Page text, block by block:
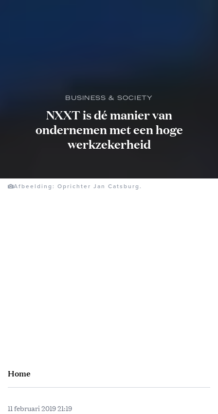
BUSINESS & SOCIETY
NXXT is dé manier van
ondernemen met een hoge
werkzekerheid
Afbeelding: Oprichter Jan Catsburg.
Home
11 februari 2019 21:19